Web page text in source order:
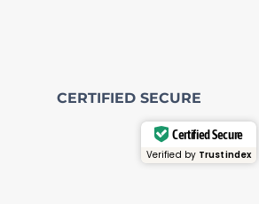
CERTIFIED SECURE
Certified Secure
Verified by Trustindex